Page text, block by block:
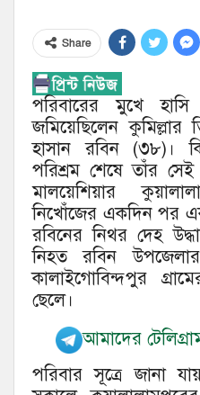
Share
পরিবারের মুখে
জমিয়েছিলেন
হাসান রবিন (৩৮)।
পরিশ্রম শেষে তাঁর
মালয়েশিয়ার
নিখোঁজের একদিন পর
রবিনের নিথর দেহ
নিহত রবিন
কালাইগোবিন্দপুর
ছেলে।
আমাদের
পরিবার সূত্রে জানা